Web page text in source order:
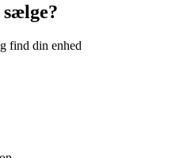
find din enhed